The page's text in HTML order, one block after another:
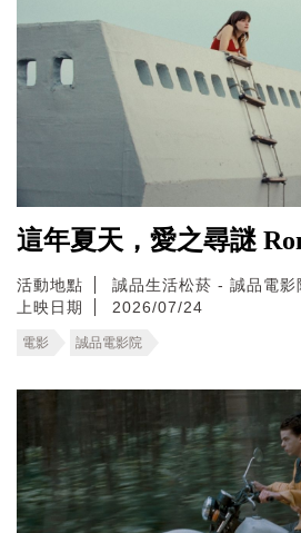
這年夏天，愛之尋謎
活動地點
誠品生活松菸 - 誠品電影
上映日期
2026/07/24
電影 誠品電影院